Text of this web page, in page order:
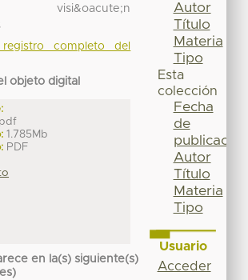
visi&oacute;n
completo del
objeto digital
1.785Mb
PDF
en la(s) siguiente(s)
Autor
Título
Materia
Tipo
Esta
colección
Fecha
de
publicación
Autor
Título
Materia
Tipo
Usuario
Acceder